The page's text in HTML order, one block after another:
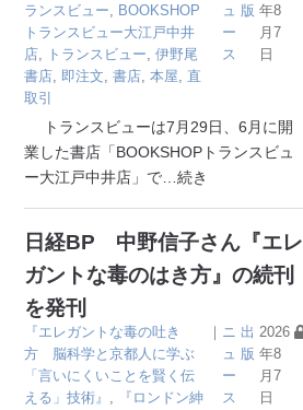
ランスビュー, BOOKSHOP
トランスビュー大江戸中井
店, トランスビュー,伊野尾
書店, 即注文,書店,本屋, 直
取引
ュ
ー
ス
版 年8
月7
日
トランスビューは7月29日、6月に開
業した書店「BOOKSHOPトランスビュ
ー大江戸中井店」で …続き
日経BP 中野信子さん『エレ
ガントな毒のはき方』の続刊
を発刊
『エレガントな毒の吐き
方 脳科学と京都人に学ぶ
「言いにくいことを賢く伝
える」技術』 ,
『ロンドン紳
｜ ニ
ュ
ー
ス
出
版
2026
年8
月7
日